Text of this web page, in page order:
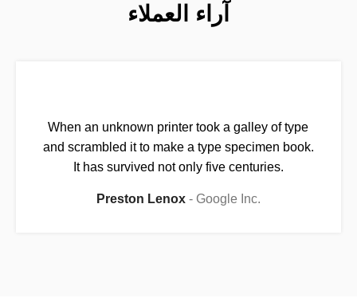
آراء العملاء
When an unknown printer took a galley of type
and scrambled it to make a type specimen book.
It has survived not only five centuries.
Preston Lenox Google Inc.